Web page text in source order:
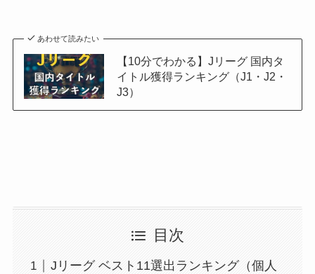
あわせて読みたい
【10分でわかる】Jリーグ 国内タ
イトル獲得ランキング（J1・J2・
J3）
目次
Jリーグ ベスト11選出ランキング（個人